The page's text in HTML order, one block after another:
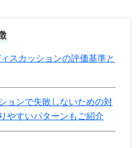
スカッションの評価基準と
ョンで失敗しないための対
やすいパターンもご紹介